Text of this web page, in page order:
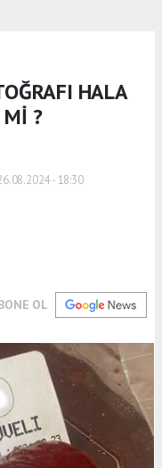
HALA
Mİ ?
- 18:30
OL